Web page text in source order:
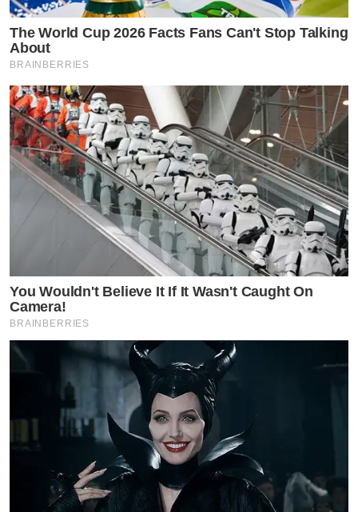
The World Cup 2026 Facts Fans Can't Stop Talking
About
BRAINBERRIES
You Wouldn't Believe It If It Wasn't Caught On
Camera!
BRAINBERRIES